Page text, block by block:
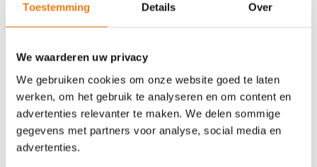
Toestemming Details Over
We waarderen uw privacy
We gebruiken cookies om onze website goed te laten
werken, om het gebruik te analyseren en om content en
advertenties relevanter te maken. We delen sommige
gegevens met partners voor analyse, social media en
advertenties.
effectiviteit
zich kunnen laten meeslepen door ‘gimmicks’
richten op echte verbeteringen in het
wervingsproces.
2. Gebrek aan duurzame oplossingen
Soms kunnen de oplossingen die tijdens